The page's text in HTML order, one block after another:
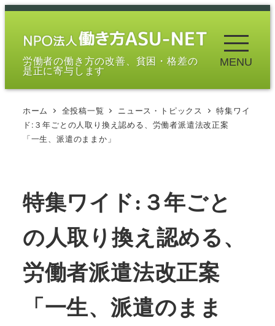
メ
労働者の働き方の改善、貧困・格差の
是正に寄与します
MENU
ホーム 全投稿一覧 ニュース・トピックス
特集ワイ
ド:３年ごとの人取り換え認める、労働者派遣法改正案
「一生、派遣のままか」
特集ワイド:３年ごと
の人取り換え認める、
労働者派遣法改正案
「一生、派遣のまま